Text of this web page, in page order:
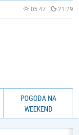
05:47 21:29
POGODA NA
WEEKEND